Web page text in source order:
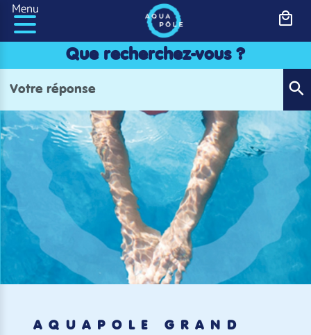
Panneau de gestion des cookies
Menu
Que recherchez-vous ?
AQUAPÔLE GRAND